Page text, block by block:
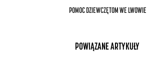
POMOC DZIEWCZĘTOM WE LWOWIE
POWIĄZANE ARTYKUŁY